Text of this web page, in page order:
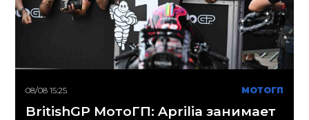
08/08 15:25 МОТОГП
BritishGP МотоГП: Aprilia занимает